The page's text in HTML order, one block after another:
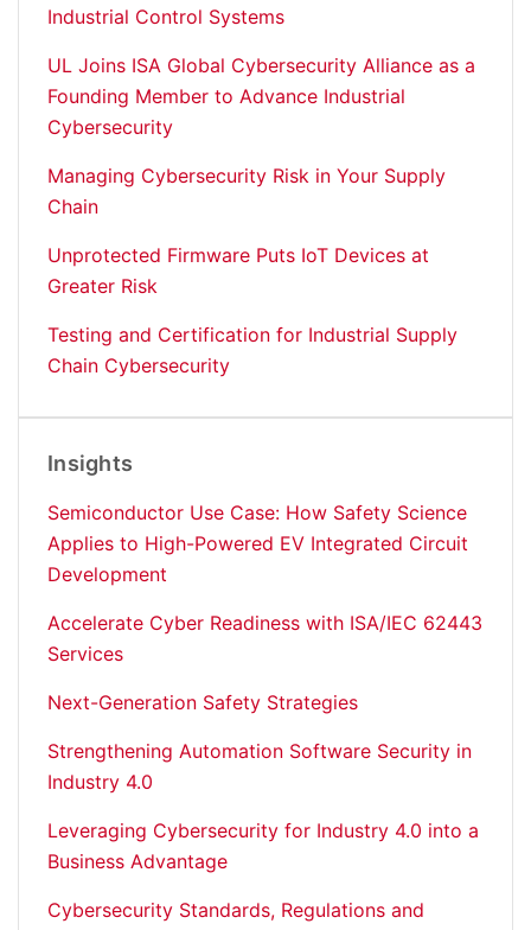
Industrial Control Systems
UL Joins ISA Global Cybersecurity Alliance as a
Founding Member to Advance Industrial
Cybersecurity
Managing Cybersecurity Risk in Your Supply
Chain
Unprotected Firmware Puts IoT Devices at
Greater Risk
Testing and Certification for Industrial Supply
Chain Cybersecurity
Insights
Semiconductor Use Case: How Safety Science
Applies to High-Powered EV Integrated Circuit
Development
Accelerate Cyber Readiness with ISA/IEC 62443
Services
Next-Generation Safety Strategies
Strengthening Automation Software Security in
Industry 4.0
Leveraging Cybersecurity for Industry 4.0 into a
Business Advantage
Cybersecurity Standards, Regulations and